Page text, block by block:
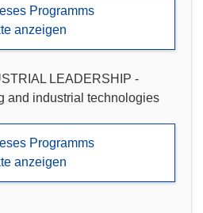
Programms
anzeigen
LEADERSHIP -
and industrial technologies
Programms
anzeigen